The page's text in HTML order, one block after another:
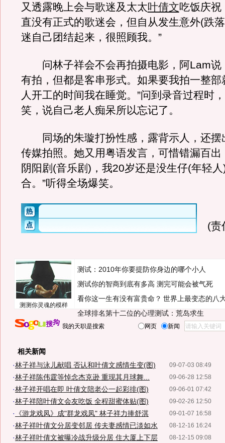
又透露晚上会与歌迷及太太叶倩文吃饭庆祝
直没有正式的歌迷会，但自从发生意外(跌
迷自己团结起来，很照顾我。”
问林子祥会不会再拍摄电影，阿Lam说
有拍，但都是客串形式。如果要我拍一整部
人开工的时间我在睡觉。”问到录音过程时
笑，说自己老人痴呆所以忘记了。
同场的朱璇打扮性感，露背示人，还摆
传媒拍照。她又用粤语发言，可惜错漏百出
阴阳剧(音乐剧)，我20岁还是没生仔(年轻
合。”听得全场爆笑。
(责
测测你灵魂的模样
测试：2010年你要提防你身边的哪个小人
测试你的智商到底有多高 测完可能会被气死
看你这一生有没有富贵命？ 世界上最变态的八
全球排名第十二位的心理测试：荒岛求生
我的天职是搜索 网页 新闻
相关新闻
09-07-03 08:49
·林子祥与泳儿献唱 否认和叶倩文感情生变(图)
09-06-28 12:58
·林子祥陈伟霆等悼念杰克逊 重现其月球舞...
09-06-01 07:42
·林子祥开唱在即 叶倩文陪老公一起彩排(图)
09-02-26 12:50
·林子祥陪叶倩文会友吃饭 全程甜蜜体贴(图)
09-01-07 16:58
· 《游龙戏凤》成"群龙戏凤" 林子祥力捧舒淇
08-12-16 16:24
·林子祥叶倩文分居变邻居 传夫妻感情已淡如水
08-12-15 09:08
·林子祥叶倩文被曝冷战升级分居 住大厦上下层